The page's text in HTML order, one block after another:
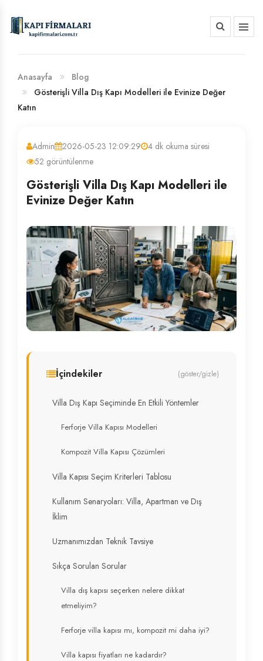
BANKA HESAP NUMARALARIMIZ
Anasayfa
Blog
Gösterişli Villa Dış Kapı Modelleri ile Evinize Değer
Katın
Admin 2026-05-23 12:09:29
4 dk okuma süresi
52 görüntülenme
Gösterişli Villa Dış Kapı Modelleri ile
Evinize Değer Katın
İçindekiler (göster/gizle)
Villa Dış Kapı Seçiminde En Etkili Yöntemler
Ferforje Villa Kapısı Modelleri
Kompozit Villa Kapısı Çözümleri
Villa Kapısı Seçim Kriterleri Tablosu
Kullanım Senaryoları: Villa, Apartman ve Dış
İklim
Uzmanımızdan Teknik Tavsiye
Sıkça Sorulan Sorular
Villa dış kapısı seçerken nelere dikkat
etmeliyim?
Ferforje villa kapısı mı, kompozit mi daha iyi?
Villa kapısı fiyatları ne kadardır?